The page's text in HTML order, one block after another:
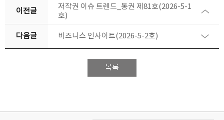
이전글
저작권 이슈 트렌드_통권 제81호(2026-5-1
호)
다음글 비즈니스 인사이트(2026-5-2호)
목록